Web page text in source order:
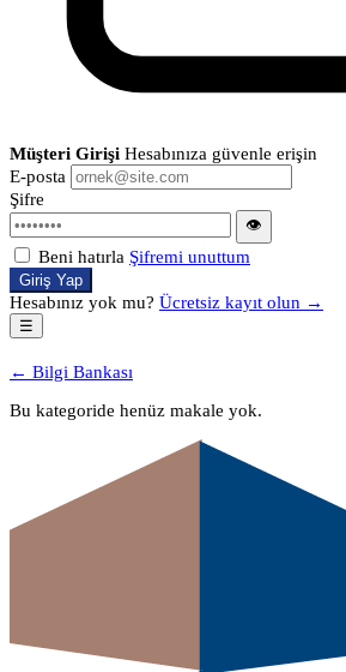
Müşteri Girişi Hesabınıza güvenle erişin
E-posta
Şifre
👁
Beni hatırla Şifremi unuttum
Giriş Yap
Hesabınız yok mu? Ücretsiz kayıt olun →
☰
← Bilgi Bankası
Bu kategoride henüz makale yok.